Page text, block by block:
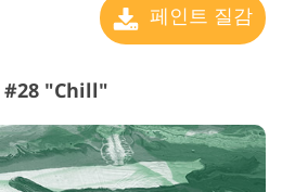
페인트 질감
#28 "Chill"